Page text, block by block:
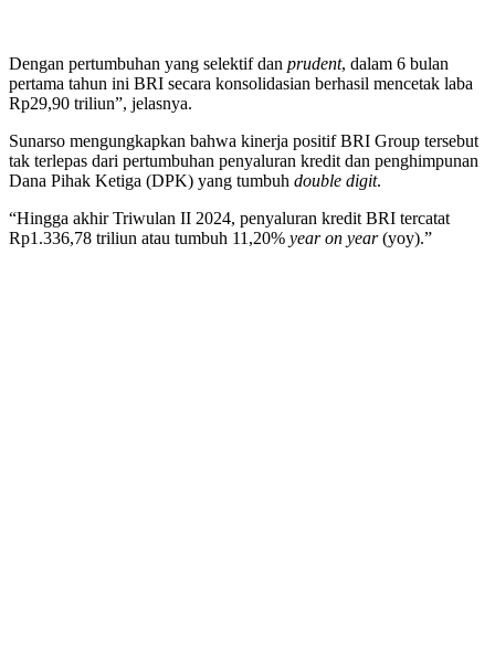
Dengan pertumbuhan yang selektif dan prudent, dalam 6 bulan
pertama tahun ini BRI secara konsolidasian berhasil mencetak laba
Rp29,90 triliun”, jelasnya.
Sunarso mengungkapkan bahwa kinerja positif BRI Group tersebut
tak terlepas dari pertumbuhan penyaluran kredit dan penghimpunan
Dana Pihak Ketiga (DPK) yang tumbuh double digit.
“Hingga akhir Triwulan II 2024, penyaluran kredit BRI tercatat
Rp1.336,78 triliun atau tumbuh 11,20% year on year(yoy).”